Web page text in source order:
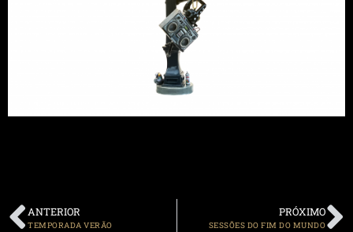
ANTERIOR
TEMPORADA VERÃO
PRÓXIMO
SESSÕES DO FIM DO MUNDO